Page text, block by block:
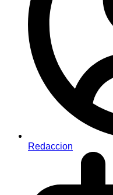
Redaccion